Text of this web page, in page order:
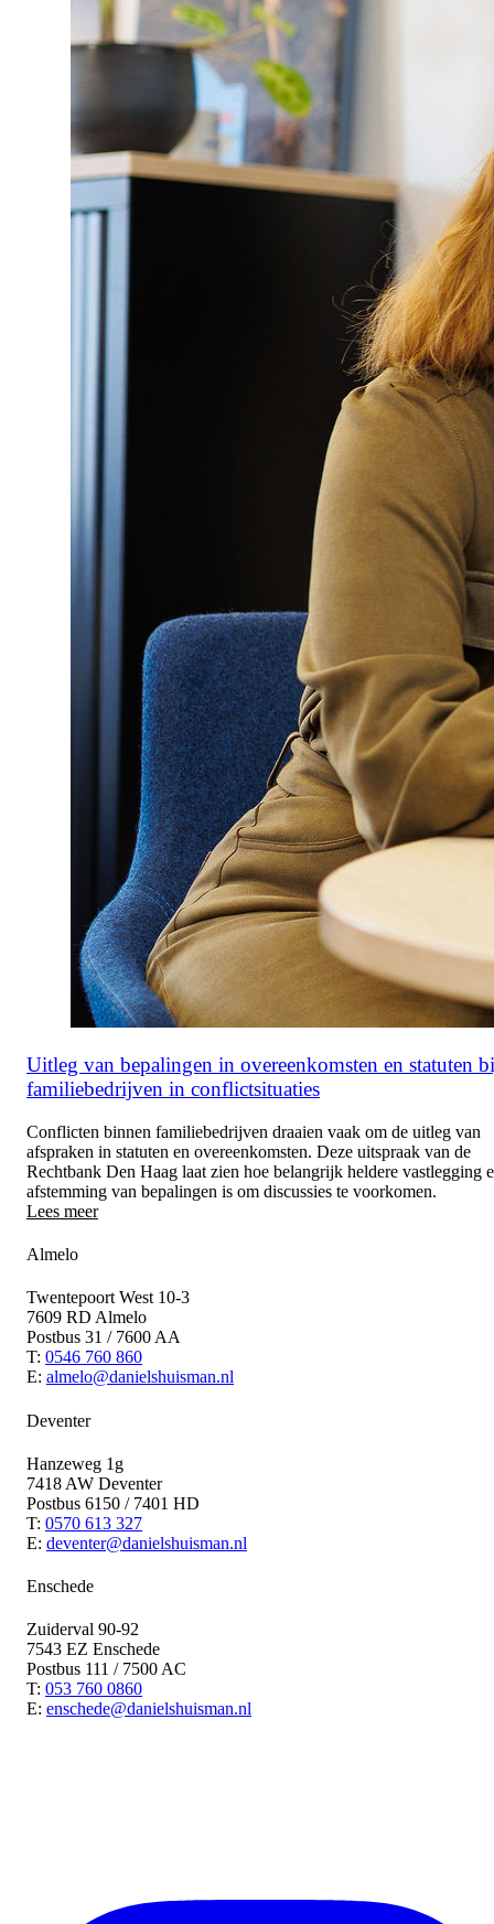
Uitleg van bepalingen in overeenkomsten en statuten
familiebedrijven in conflictsituaties
Conflicten binnen familiebedrijven draaien vaak om de uitleg van
afspraken in statuten en overeenkomsten. Deze uitspraak van de
Rechtbank Den Haag laat zien hoe belangrijk heldere vastlegging
afstemming van bepalingen is om discussies te voorkomen.
Lees meer
Almelo
Twentepoort West 10-3
7609 RD Almelo
Postbus 31 / 7600 AA
T: 0546 760 860
E: almelo@danielshuisman.nl
Deventer
Hanzeweg 1g
7418 AW Deventer
Postbus 6150 / 7401 HD
T: 0570 613 327
E: deventer@danielshuisman.nl
Enschede
Zuiderval 90-92
7543 EZ Enschede
Postbus 111 / 7500 AC
T: 053 760 0860
E: enschede@danielshuisman.nl